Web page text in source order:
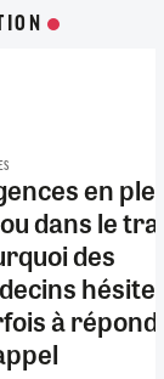
en
dans le
des
à